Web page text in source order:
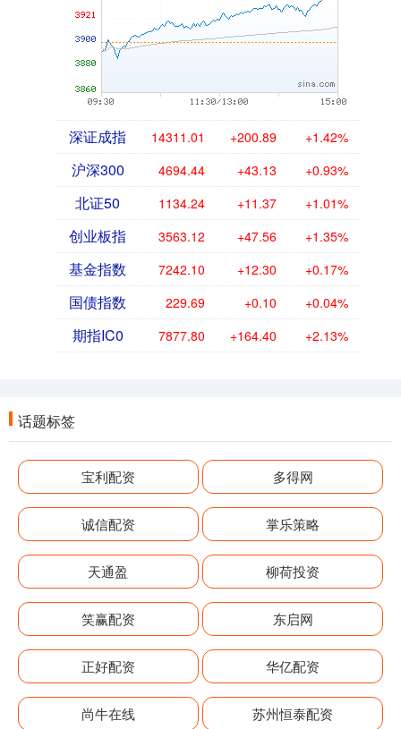
深证成指 14311.01 +200.89 +1.42%
沪深300 4694.44 +43.13 +0.93%
北证50 1134.24 +11.37 +1.01%
创业板指 3563.12 +47.56 +1.35%
基金指数 7242.10 +12.30 +0.17%
国债指数 229.69 +0.10 +0.04%
期指IC0 7877.80 +164.40 +2.13%
话题标签
宝利配资 多得网
诚信配资 掌乐策略
天通盈 柳荷投资
笑赢配资 东启网
正好配资 华亿配资
尚牛在线 苏州恒泰配资